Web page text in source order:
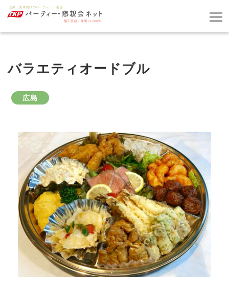
バラエティオードブル
広島